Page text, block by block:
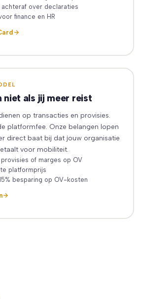
over declaraties
finance en HR
niet als jij meer reist
op transacties en provisies.
platformfee. Onze belangen lopen
direct baat bij dat jouw organisatie
voor mobiliteit.
of marges op OV
platformprijs
besparing op OV-kosten